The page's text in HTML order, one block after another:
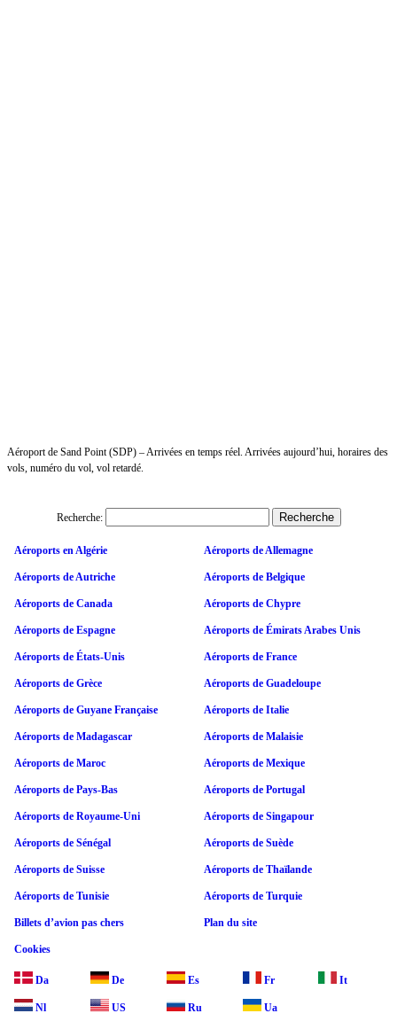
Aéroport de Sand Point (SDP) – Arrivées en temps réel. Arrivées aujourd’hui, horaires des
vols, numéro du vol, vol retardé.
Recherche:
Aéroports en Algérie Aéroports de Allemagne
Aéroports de Autriche Aéroports de Belgique
Aéroports de Canada Aéroports de Chypre
Aéroports de Espagne Aéroports de Émirats Arabes Unis
Aéroports de États-Unis Aéroports de France
Aéroports de Grèce Aéroports de Guadeloupe
Aéroports de Guyane Française Aéroports de Italie
Aéroports de Madagascar Aéroports de Malaisie
Aéroports de Maroc Aéroports de Mexique
Aéroports de Pays-Bas Aéroports de Portugal
Aéroports de Royaume-Uni Aéroports de Singapour
Aéroports de Sénégal Aéroports de Suède
Aéroports de Suisse Aéroports de Thaïlande
Aéroports de Tunisie Aéroports de Turquie
Billets d’avion pas chers Plan du site
Cookies
Da De Es Fr It
Nl US Ru Ua